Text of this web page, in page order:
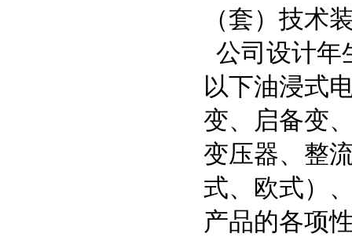
（套）技术
公司设计年
以下油浸式
变、启备变
变压器、整
式、欧式）
产品的各项